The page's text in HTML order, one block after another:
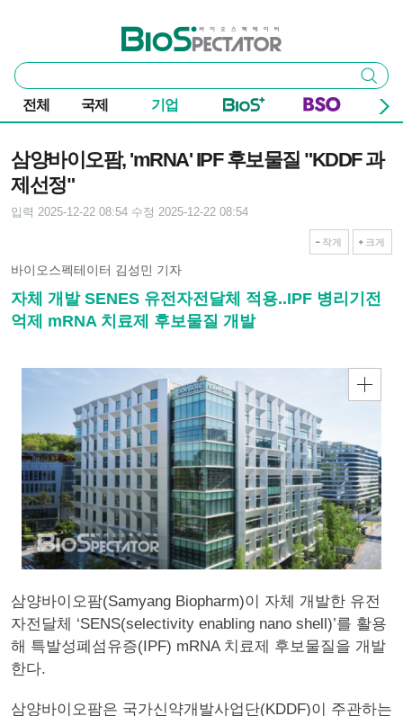
바이오스펙테이터
통
합
검
색
검색
전체 국제 기업
삼양바이오팜, 'mRNA' IPF 후보물질 "KDDF 과
제선정"
입력 2025-12-22 08:54 수정 2025-12-22 08:54
작게 크게
바이오스펙테이터 김성민 기자
자체 개발 SENES 유전자전달체 적용..IPF 병리기전
억제 mRNA 치료제 후보물질 개발
삼양바이오팜(Samyang Biopharm)이 자체 개발한 유전
자전달체 ‘SENS(selectivity enabling nano shell)’를 활용
해 특발성폐섬유증(IPF) mRNA 치료제 후보물질을 개발
한다.
삼양바이오팜은 국가신약개발사업단(KDDF)이 주관하는